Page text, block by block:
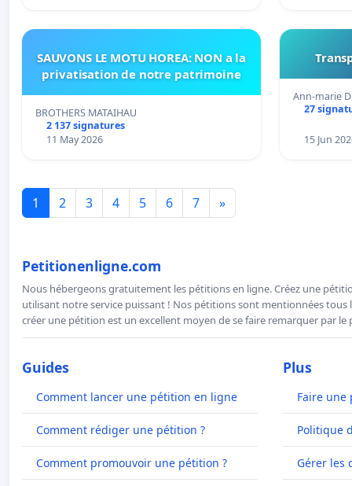
SAUVONS LE MOTU HOREA: NON a la
privatisation de notre patrimoine
BROTHERS MATAIHAU
2 137 signatures
11 May 2026
Ann-marie
27
15 Jun
1 2 3 4 5 6 7 »
Petitionenligne.com
Nous hébergeons gratuitement les pétitions en ligne. Créez une
utilisant notre service puissant ! Nos pétitions sont mentionnées tous
créer une pétition est un excellent moyen de se faire remarquer par le
Guides
Comment lancer une pétition en ligne
Comment rédiger une pétition ?
Comment promouvoir une pétition ?
Plus
Faire
Politique
Gérer les